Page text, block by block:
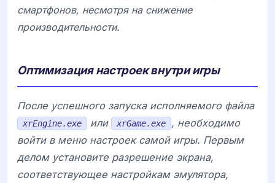
смартфонов, несмотря на снижение
производительности.
Оптимизация настроек внутри игры
После успешного запуска исполняемого файла
xrEngine.exe или xrGame.exe
, необходимо
войти в меню настроек самой игры. Первым
делом установите разрешение экрана,
соответствующее настройкам эмулятора,